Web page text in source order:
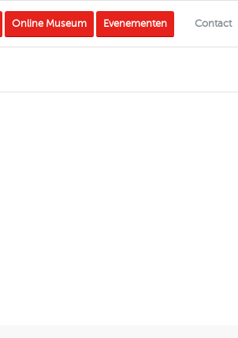
Online Museum Evenementen Contact